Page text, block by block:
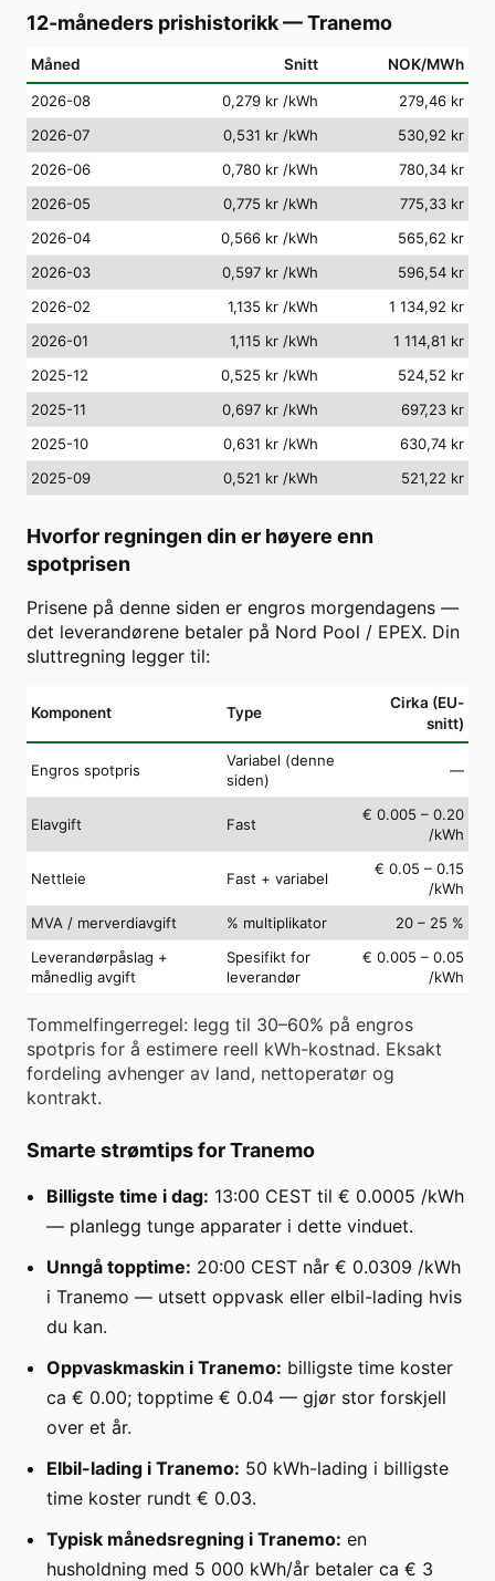
12-måneders prishistorikk—Tranemo
Måned Snitt NOK/MWh
2026-08 0,279 kr /kWh
279,46 kr
2026-07
0,531 kr /kWh
530,92 kr
2026-06
0,780 kr /kWh
780,34 kr
2026-05
0,775 kr /kWh
775,33 kr
2026-04
0,566 kr /kWh
565,62 kr
2026-03
0,597 kr /kWh
596,54 kr
2026-02
1,135 kr /kWh
1 134,92 kr
2026-01
1,115 kr /kWh
1 114,81 kr
2025-12
0,525 kr /kWh
524,52 kr
2025-11
0,697 kr /kWh
697,23 kr
2025-10
0,631 kr /kWh
630,74 kr
2025-09
0,521 kr /kWh 521,22 kr
Hvorfor regningen din er høyere enn
spotprisen
Prisene på denne siden er engros morgendagens —
det leverandørene betaler på Nord Pool / EPEX. Din
sluttregning legger til:
Komponent Type
Cirka (EU-
snitt)
Engros spotpris
Variabel (denne
siden)
—
Elavgift Fast
€ 0.005 – 0.20
/kWh
Nettleie Fast + variabel
€ 0.05 – 0.15
/kWh
MVA / merverdiavgift
% multiplikator
20 – 25 %
Leverandørpåslag +
månedlig avgift
Spesifikt for
leverandør
€ 0.005 – 0.05
/kWh
Tommelfingerregel: legg til 30–60% på engros
spotpris for å estimere reell kWh-kostnad. Eksakt
fordeling avhenger av land, nettoperatør og
kontrakt.
Smarte strømtips for Tranemo
Billigste time i dag: 13:00 CEST til € 0.0005 /kWh
— planlegg tunge apparater i dette vinduet.
Unngå topptime: 20:00 CEST når € 0.0309 /kWh
i Tranemo — utsett oppvask eller elbil-lading hvis
du kan.
Oppvaskmaskin i Tranemo: billigste time koster
ca € 0.00; topptime € 0.04 — gjør stor forskjell
over et år.
Elbil-lading i Tranemo: 50 kWh-lading i billigste
time koster rundt € 0.03.
Typisk månedsregning i Tranemo: en
husholdning med 5 000 kWh/år betaler ca € 3